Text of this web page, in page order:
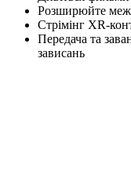
Розширюйте
Стрімінг XR-
Передача та
зависань